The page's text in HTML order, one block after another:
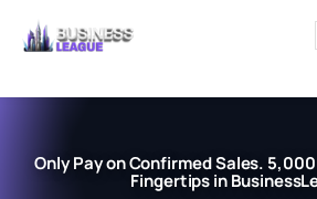
Only Pay on Confirmed Sales.
Fingertips in